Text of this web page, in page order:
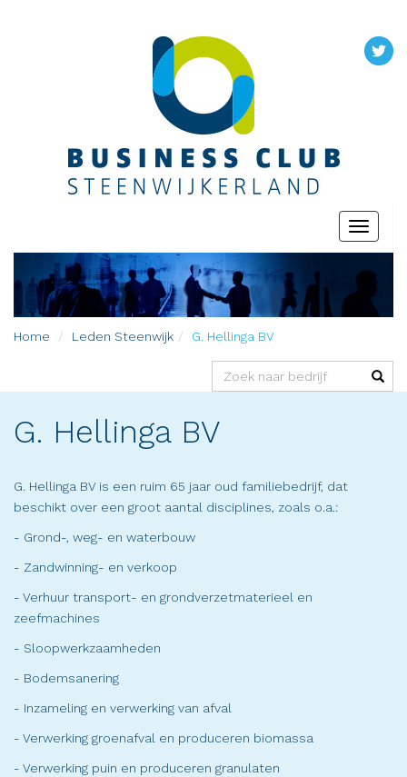
Toggle
Home Leden Steenwijk G. Hellinga BV
G. Hellinga BV
G. Hellinga BV is een ruim 65 jaar oud familiebedrijf, dat
beschikt over een groot aantal disciplines, zoals o.a.:
- Grond-, weg- en waterbouw
- Zandwinning- en verkoop
- Verhuur transport- en grondverzetmaterieel en
zeefmachines
- Sloopwerkzaamheden
- Bodemsanering
- Inzameling en verwerking van afval
- Verwerking groenafval en produceren biomassa
- Verwerking puin en produceren granulaten